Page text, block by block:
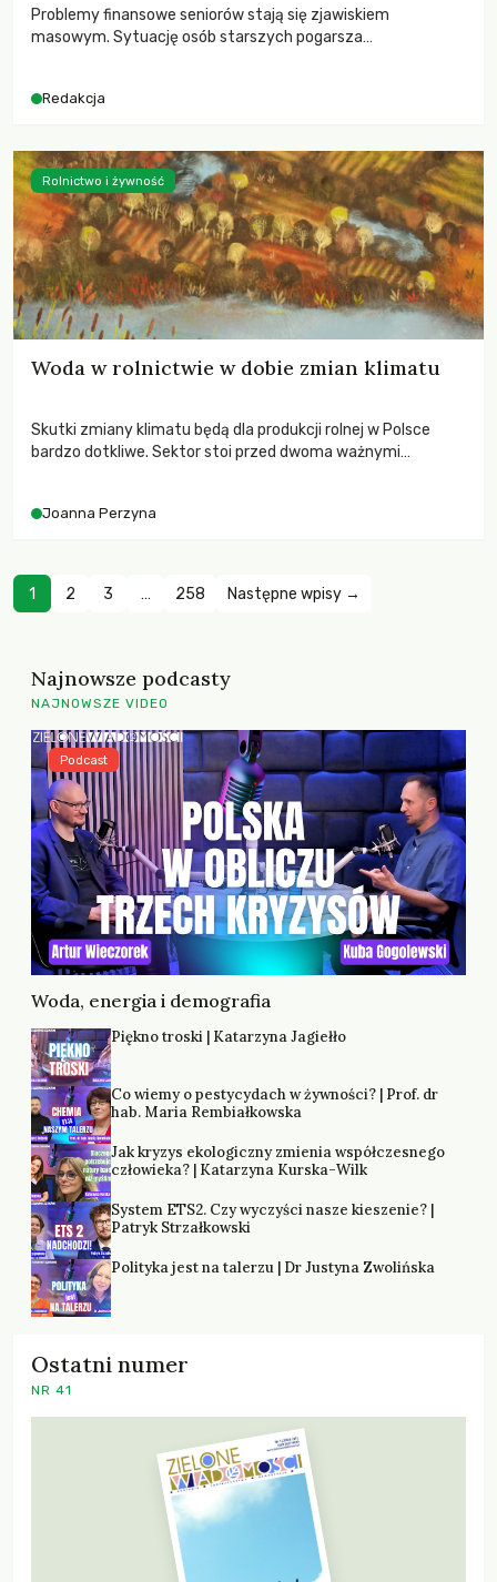
Problemy finansowe seniorów stają się zjawiskiem
masowym. Sytuację osób starszych pogarsza
Redakcja
Woda w rolnictwie w dobie zmian klimatu
Skutki zmiany klimatu będą dla produkcji rolnej w Polsce
bardzo dotkliwe. Sektor stoi przed dwoma ważnymi
zachodzących zmian klimatycznych. Wymagać to będzie
Joanna Perzyna
Rolnictwo i żywność
1 2 3 … 258 Następne wpisy →
Najnowsze podcasty
NAJNOWSZE VIDEO
Woda, energia i demografia
Podcast
Piękno troski | Katarzyna Jagiełło
Co wiemy o pestycydach w żywności? | Prof. dr
hab. Maria Rembiałkowska
Jak kryzys ekologiczny zmienia współczesnego
człowieka? | Katarzyna Kurska-Wilk
System ETS2. Czy wyczyści nasze kieszenie? |
Patryk Strzałkowski
Polityka jest na talerzu | Dr Justyna Zwolińska
Ostatni numer
NR 41